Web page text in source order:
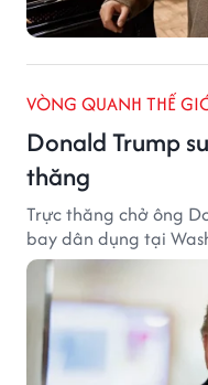
VÒNG QUANH THẾ
Donald Trump
thăng
Trực thăng chở ông
bay dân dụng tại